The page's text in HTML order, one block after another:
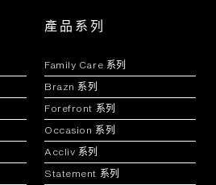
產品系列
Family Care 系列
Brazn 系列
Forefront 系列
Occasion 系列
Accliv 系列
Statement 系列